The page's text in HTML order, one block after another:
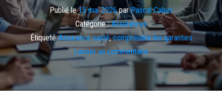
Publié le15 mai 2026parPascal Cabus
Catégorie : Assurances
Étiqueté Assurance santé,comprendre les garanties
Laisser un commentaire